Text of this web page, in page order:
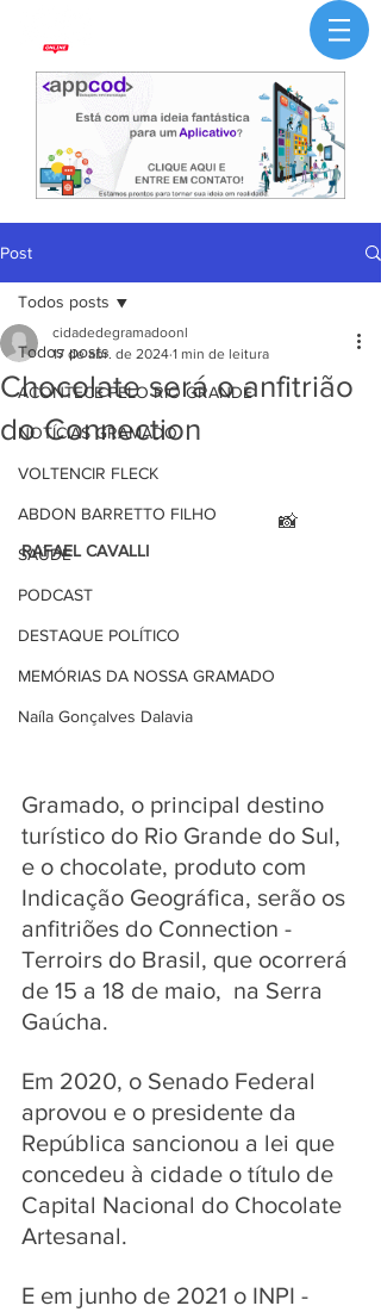
Post
Todos posts
ACONTECE PELO RIO GRANDE
NOTÍCIAS GRAMADO
VOLTENCIR FLECK
ABDON BARRETTO FILHO
SAÚDE
PODCAST
DESTAQUE POLÍTICO
MEMÓRIAS DA NOSSA GRAMADO
Naíla Gonçalves Dalavia
Todos posts
Chocolate será o anfitrião
do Connection
cidadedegramadoonl
17 de abr. de 2024 1 min de leitura
                                                      📸
RAFAEL CAVALLI
Gramado, o principal destino
turístico do Rio Grande do Sul,
e o chocolate, produto com
Indicação Geográfica, serão os
anfitriões do Connection -
Terroirs do Brasil, que ocorrerá
de 15 a 18 de maio,  na Serra
Gaúcha.
Em 2020, o Senado Federal
aprovou e o presidente da
República sancionou a lei que
concedeu à cidade o título de
Capital Nacional do Chocolate
Artesanal.
E em junho de 2021 o INPI -